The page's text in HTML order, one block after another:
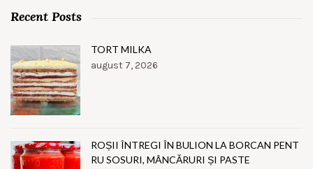
Recent Posts
TORT MILKA
august 7, 2026
ROȘII ÎNTREGI ÎN BULION LA BORCAN PENT
RU SOSURI, MÂNCĂRURI ȘI PASTE